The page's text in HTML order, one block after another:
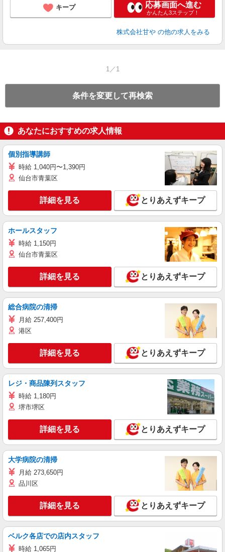
キープ 応募画面へ進む
かんたん3ステップ！
株式会社甘や の他の求人をみる
1／1
条件を変更して再検索
あなたにおすすめの求人情報
個別指導講師
時給 1,040円〜1,390円
仙台市青葉区
詳細を見る とりあえずキープ
ホールスタッフ
時給 1,150円
仙台市青葉区
詳細を見る とりあえずキープ
総合病院の清掃
月給 257,400円
港区
詳細を見る とりあえずキープ
レジ・商品陳列スタッフ
時給 1,180円
堺市堺区
詳細を見る とりあえずキープ
大学病院の清掃
月給 273,650円
品川区
詳細を見る とりあえずキープ
ベルク各店での店内スタッフ
時給 1,065円